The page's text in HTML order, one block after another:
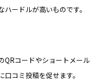
ードルが高いものです。
QRコードやショートメール
コミ投稿を促せます。